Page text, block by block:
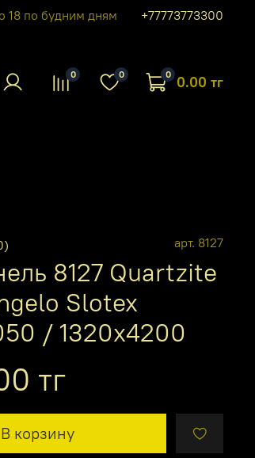
18 по будним дням +77773773300
0 0 0 0.00 тг
арт. 8127
8127 Quartzite
Slotex
/ 1320х4200
тг
В корзину